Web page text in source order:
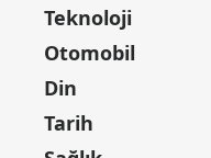
Teknoloji
Otomobil
Din
Tarih